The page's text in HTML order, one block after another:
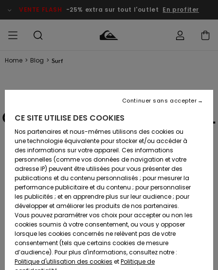
VENTE FLASH -25% extra sur tout l'outlet En profiter
Accessoires
Chaussures
& Tongs
Surf
Snow
Nouveautés
Accessoires
Chaussures
& Tongs
Surf
Snow
Nouveautés
FEMME
Nouveautés
A
Découvrir
Snow
SURF
Enfant
Highlights
Communauté
SNOW
Snow
Shop
Enfant
Snow
Shop
Femme
A
Découvrir
Communauté
VENTE
FLASH
Enfant
Outlet
Femme
Préférences
Langue Et
Région
Nederlands
Retours
Paiement
Carte
Cadeau
Quiksilver
Freedom
Protection
des données
Home > Blog > Surf
MARCO MIGNOT
QUALIFIES FOR THE WSL
WORLD CHAMPIONSHIP
TOUR 2025
SURF - 22 OCT. 2024
CE SITE UTILISE DES COOKIES
Nos partenaires et nous-mêmes utilisons des cookies ou
une technologie équivalente pour stocker et/ou accéder à
des informations sur votre appareil. Ces informations
personnelles (comme vos données de navigation et votre
adresse IP) peuvent être utilisées pour vous présenter des
publications et du contenu personnalisés ; pour mesurer la
performance publicitaire et du contenu ; pour personnaliser
les publicités ; et en apprendre plus sur leur audience ; pour
développer et améliorer les produits de nos partenaires.
Vous pouvez paramétrer vos choix pour accepter ou non les
cookies soumis à votre consentement, ou vous y opposer
lorsque les cookies concernés ne relèvent pas de votre
consentement (tels que certains cookies de mesure
d’audience). Pour plus d'informations, consultez notre :
Politique d'utilisation des cookies etPolitique de
Continuer sans accepter